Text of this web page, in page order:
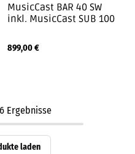
MusicCast BAR 40 SW
inkl. MusicCast SUB 100
899,00€
Ergebnisse
laden